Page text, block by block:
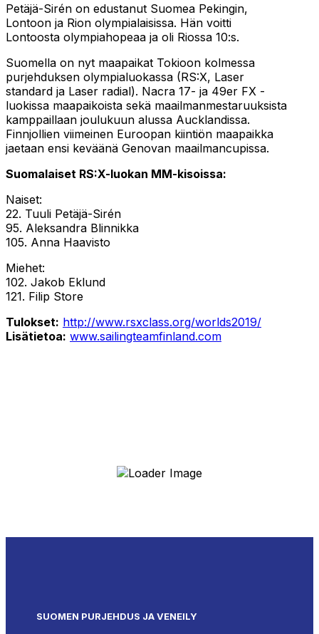
Petäjä-Sirén on edustanut Suomea Pekingin,
Lontoon ja Rion olympialaisissa. Hän voitti
Lontoosta olympiahopeaa ja oli Riossa 10:s.
Suomella on nyt maapaikat Tokioon kolmessa
purjehduksen olympialuokassa (RS:X, Laser
standard ja Laser radial). Nacra 17- ja 49er FX -
luokissa maapaikoista sekä maailmanmestaruuksista
kamppaillaan joulukuun alussa Aucklandissa.
Finnjollien viimeinen Euroopan kiintiön maapaikka
jaetaan ensi keväänä Genovan maailmancupissa.
Suomalaiset RS:X-luokan MM-kisoissa:
Naiset:
22. Tuuli Petäjä-Sirén
95. Aleksandra Blinnikka
105. Anna Haavisto
Miehet:
102. Jakob Eklund
121. Filip Store
Tulokset: http://www.rsxclass.org/worlds2019/
Lisätietoa: www.sailingteamfinland.com
SUOMEN PURJEHDUS JA VENEILY